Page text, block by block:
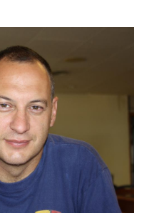
ahora a una nueva
a
Dios. Asenjo tiene
de Benedicto
apostólica, y la
que predica el
los recursos que le
su resto visual, en
y rico en
Asenjo